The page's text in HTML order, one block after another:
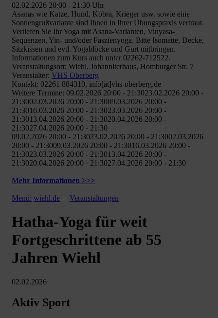
02.02.2026 20:00 - 21:30 Uhr
Asanas wie Katze, Hund, Kobra, Krieger usw. sowie eine
Sonnengrußvariante sind Ihnen in Ihrer Übungspraxis vertraut.
Vertiefen Sie Ihr Yoga mit Asana-Varianten, Vinyasa-
Sequenzen, Yin- und/oder Faszienyoga. Bitte Isomatte, Decke,
Sitzkissen und evtl. Yogablöcke und Gurt mitbringen.
Informationen zum Kurs auch unter 02262-712522.
Veranstaltungsort: Wiehl, Johanniterhaus, Homburger Str. 7
Veranstalter: VHS Oberberg
Kontakt: 02261 884310, info[ät]vhs-oberberg.de
Weitere Termine: 09.02.2026 20:00 - 21:3023.02.2026 20:00 -
21:3002.03.2026 20:00 - 21:3009.03.2026 20:00 -
21:3016.03.2026 20:00 - 21:3023.03.2026 20:00 -
21:3013.04.2026 20:00 - 21:3020.04.2026 20:00 -
21:3027.04.2026 20:00 - 21:30
09.02.2026 20:00 - 21:3023.02.2026 20:00 - 21:3002.03.2026
20:00 - 21:3009.03.2026 20:00 - 21:3016.03.2026 20:00 -
21:3023.03.2026 20:00 - 21:3013.04.2026 20:00 -
21:3020.04.2026 20:00 - 21:3027.04.2026 20:00 - 21:30
Mehr Informationen >>>
Menü: wiehl.de Veranstaltungen
Hatha-Yoga für weit
Fortgeschrittene ab 55
Jahren Wiehl
02.02.2026
Aktiv Sport